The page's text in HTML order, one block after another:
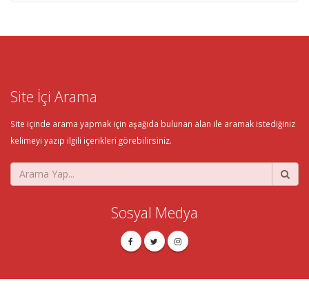
Site İçi Arama
Site içinde arama yapmak için aşağıda bulunan alan ile aramak istediğiniz
kelimeyi yazıp ilgili içerikleri görebilirsiniz.
Sosyal Medya